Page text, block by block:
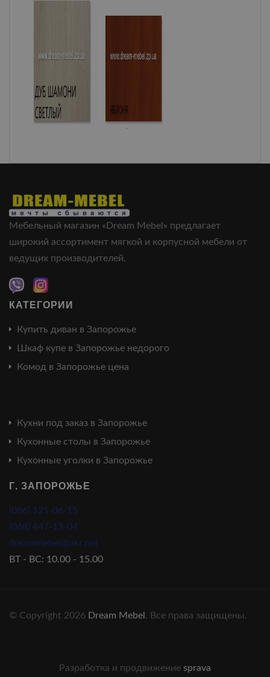
Мебельный магазин «Dream Mebel» предлагает
широкий ассортимент мягкой и корпусной мебели от
ведущих производителей.
КАТЕГОРИИ
Купить диван в Запорожье
Шкаф купе в Запорожье недорого
Комод в Запорожье цена
Кухни под заказ в Запорожье
Кухонные столы в Запорожье
Кухонные уголки в Запорожье
Г. ЗАПОРОЖЬЕ
(066) 121-06-15
(068) 447-13-04
dreammebel@ukr.net
ВТ - ВС: 10.00 - 15.00
© Copyright 2026 Dream Mebel . Все права защищены.
Разработка и продвижение sprava